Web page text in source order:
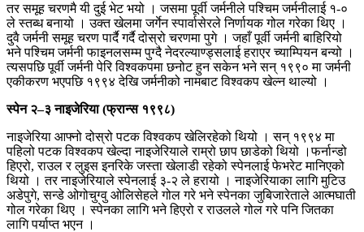
तर समूह चरणमै यी दुई भेट भयो । जसमा पूर्वी जर्मनीले पश्चिम जर्मनीलाई १-०
ले स्तब्ध बनायो । उक्त खेलमा जर्गेन स्पार्वासेरले निर्णायक गोल गरेका थिए ।
दुवै जर्मनी समूह चरण पार्दै गर्दै दोस्रो चरणमा पुगे । जहाँ पूर्वी जर्मनी बाहिरियो
भने पश्चिम जर्मनी फाइनलसम्म पुग्दै नेदरल्याण्ड्सलाई हराएर च्याम्पियन बन्यो ।
त्यसपछि पूर्वी जर्मनी पेरि विश्वकपमा छनोट हुन सकेन भने सन् १९९० मा जर्मनी
एकीकरण भएपछि १९९४ देखि जर्मनीको नामबाट विश्वकप खेल्न थाल्यो ।
स्पेन २–३ नाइजेरिया (फ्रान्स १९९८)
नाइजेरिया आफ्नो दोस्रो पटक विश्वकप खेलिरहेको थियो । सन् १९९४ मा
पहिलो पटक विश्वकप खेल्दा नाइजेरियाले राम्रो छाप छाडेको थियो ।फर्नान्डो
हिएरो, राउल र लुइस इनरिके जस्ता खेलाडी रहेको स्पेनलाई फेभरेट मानिएको
थियो । तर नाइजेरियाले स्पेनलाई ३-२ ले हरायो । नाइजेरियाका लागि मुटिउ
अडेपुगे, सन्डे ओगोचुग्वु ओलिसेहले गोल गरे भने स्पेनका जुबिजारेताले आत्मघाती
गोल गरेका थिए । स्पेनका लागि भने हिएरो र राउलले गोल गरे पनि जितका
लागि पर्याप्त भएन ।